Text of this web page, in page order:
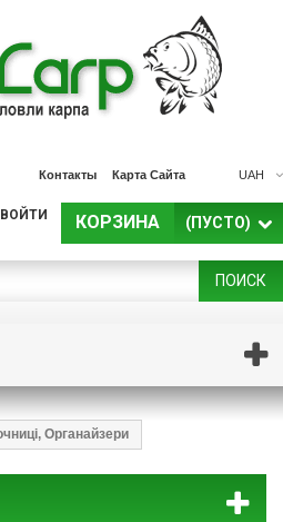
UAH
Контакты Карта Сайта
КОРЗИНА (ПУСТО)
ВОЙТИ
ПОИСК
Органайзери